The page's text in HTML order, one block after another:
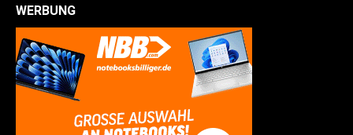
WERBUNG